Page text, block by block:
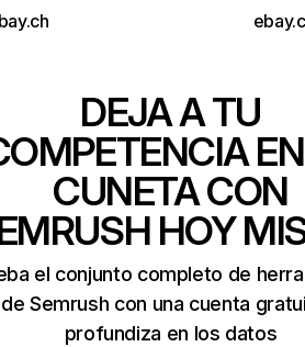
DEJA A TU
CUNETA CON
HOY
el conjunto completo de
de Semrush con una cuenta
profundiza en los datos